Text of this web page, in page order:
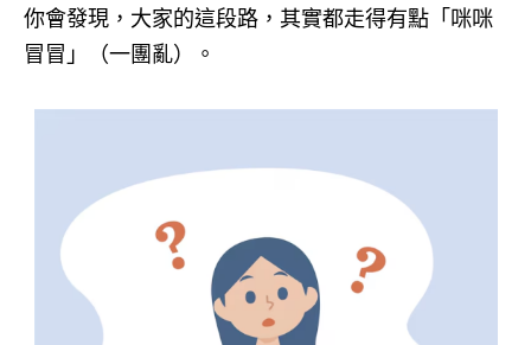
你會發現，大家的這段路，其實都走得有點「咪咪
冒冒」（一團亂）。